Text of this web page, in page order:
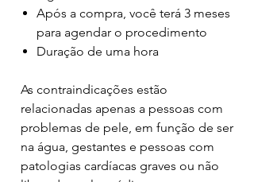
Após a compra, você terá 3 meses
para agendar o procedimento
Duração de uma hora
As contraindicações estão
relacionadas apenas a pessoas com
problemas de pele, em função de ser
na água, gestantes e pessoas com
patologias cardíacas graves ou não